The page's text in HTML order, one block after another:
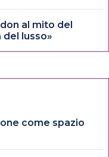
al mito del
del lusso»
come spazio